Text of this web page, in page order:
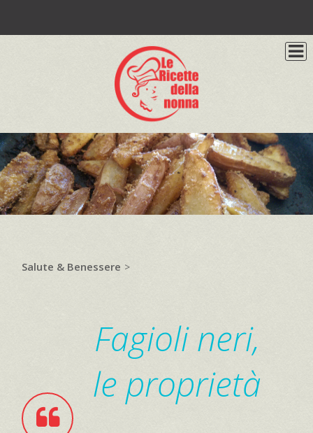
Salute & Benessere >
Fagioli neri,
le proprietà